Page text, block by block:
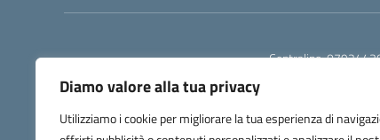
Diamo valore alla tua privacy
Utilizziamo i cookie per migliorare la tua esperienza di
Centralino: